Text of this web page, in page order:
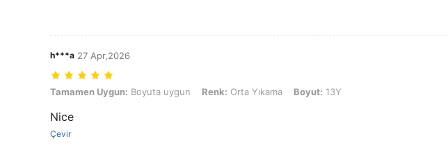
h***a 27 Apr,2026
Tamamen Uygun: Boyuta uygun, Renk: Orta Yıkama, Boyut: 13Y
Tamamen Uygun: Boyuta uygun Renk: Orta Yıkama Boyut: 13Y
Nice
Çevir